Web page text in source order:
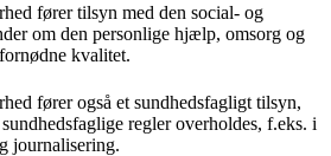
fører tilsyn med den social- og
om den personlige hjælp, omsorg og
kvalitet.
fører også et sundhedsfagligt tilsyn,
regler overholdes, f.eks. i
journalisering.